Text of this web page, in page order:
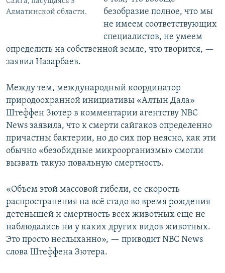
Алматинской области.
безобразие полное, что мы
не имеем соответствующих
специалистов, не умеем
определить на собственной земле, что творится, —
заявил Назарбаев.
Между тем, международный координатор
природоохранной инициативы «Алтын Дала»
Штеффен Зютер в комментарии агентству NBC
News заявила, что к смерти сайгаков определенно
причастны бактерии, но до сих пор неясно, как эти
обычно «безобидные микроорганизмы» смогли
вызвать такую повальную смертность.
«Объем этой массовой гибели, ее скорость
распространения на всё стадо во время рождения
детенышей и смертность всех животных еще не
наблюдались ни у каких других видов животных.
Это просто неслыханно», — приводит NBC News
слова Штеффена Зютера.